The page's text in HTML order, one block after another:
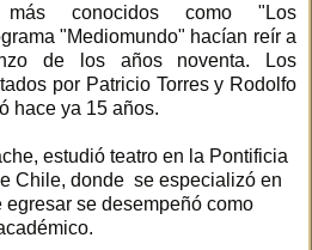
conocidos como "Los
"Mediomundo" hacían reír a
de los años noventa. Los
por Patricio Torres y Rodolfo
hace ya 15 años.
estudió teatro en la Pontificia
Chile, donde se especializó en
se desempeñó como